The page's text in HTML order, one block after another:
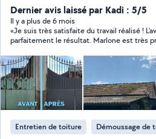
intérieur et extérieur, couverture
des combles. Traitement en
pose et réparation de gouttière,
la toiture, peinture sur toiture,
également portail, tôle métallique.
Dernier avis laissé par Kadi : 5/5
Il y a plus de 6 mois
«Je suis très satisfaite du travail réalisé !
parfaitement le résultat. Marlone est très
Entretien de toiture Démoussage de